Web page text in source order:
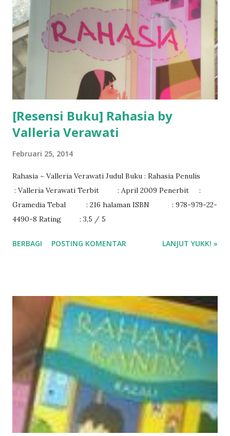
[Resensi Buku] Rahasia by
Valleria Verawati
Februari 25, 2014
Rahasia ~ Valleria Verawati Judul Buku : Rahasia Penulis
: Valleria Verawati Terbit : April 2009 Penerbit :
Gramedia Tebal : 216 halaman ISBN : 978-979-22-
4490-8 Rating : 3,5 / 5
BERBAGI POSTING KOMENTAR LANJUT YUKK! »